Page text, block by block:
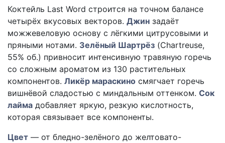
Коктейль Last Word строится на точном балансе
четырёх вкусовых векторов. Джин задаёт
можжевеловую основу с лёгкими цитрусовыми и
пряными нотами. Зелёный Шартрёз (Chartreuse,
55% об.) привносит интенсивную травяную горечь
со сложным ароматом из 130 растительных
компонентов. Ликёр мараскино смягчает горечь
вишнёвой сладостью с миндальным оттенком. Сок
лайма добавляет яркую, резкую кислотность,
которая связывает все компоненты.
Цвет — от бледно-зелёного до желтовато-